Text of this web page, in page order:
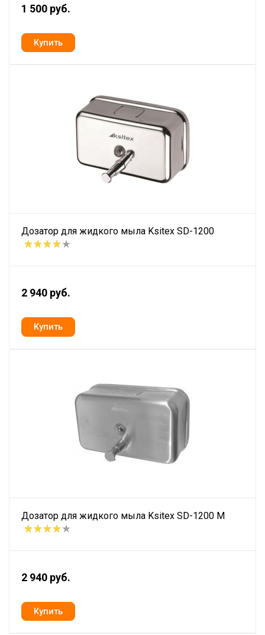
1 500 руб.
Дозатор для жидкого мыла Ksitex SD-1200
2 940 руб.
Дозатор для жидкого мыла Ksitex SD-1200 M
2 940 руб.